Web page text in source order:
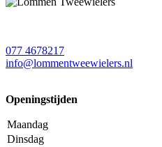
077 4678217
info@lommentweewielers.nl
Openingstijden
Maandag
Dinsdag